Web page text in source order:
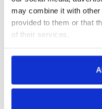
may combine it with
provided to them or that
of their services.
Правила за раздаване
Шоурум
Squish, антимикробен материал